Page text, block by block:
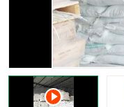
添加剂助剂
十二烷基苯磺酸
乙醇钠